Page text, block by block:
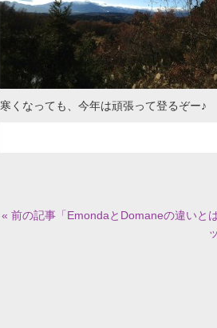
寒くなっても、今年は頑張って登るぞー♪
« 前の記事「EmondaとDomaneの違いとは